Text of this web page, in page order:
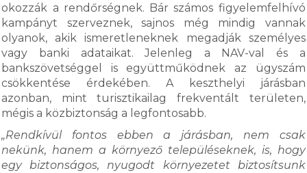
okozzák a rendőrségnek. Bár számos figyelemfelhívó
kampányt szerveznek, sajnos még mindig vannak
olyanok, akik ismeretleneknek megadják személyes
vagy banki adataikat. Jelenleg a NAV-val és a
bankszövetséggel is együttműködnek az ügyszám
csökkentése érdekében. A keszthelyi járásban
azonban, mint turisztikailag frekventált területen,
mégis a közbiztonság a legfontosabb.
„Rendkívül fontos ebben a járásban, nem csak
nekünk, hanem a környező településeknek, is, hogy
egy biztonságos, nyugodt környezetet biztosítsunk